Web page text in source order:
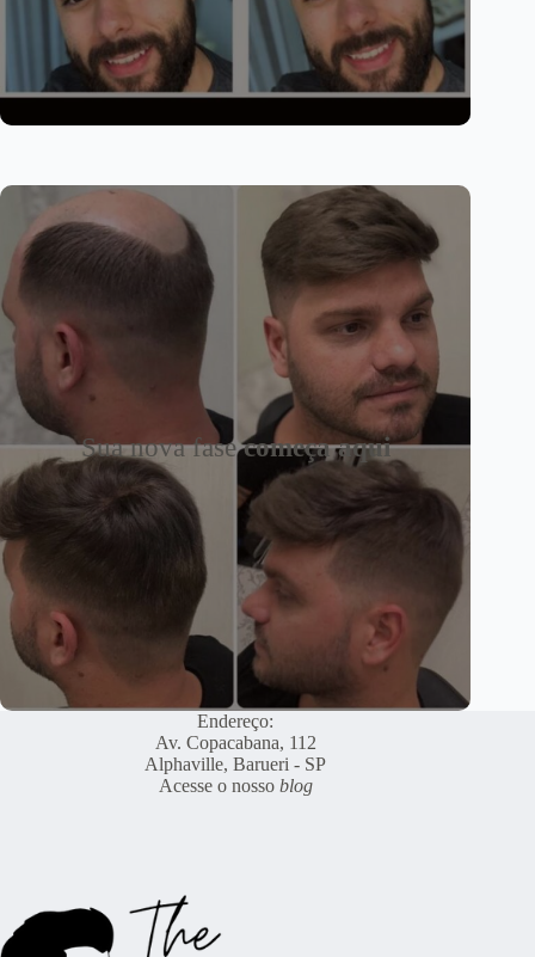
Sua nova fasecomeça aqui
Endereço:
Av. Copacabana, 112
Alphaville, Barueri - SP
Acesse o nosso blog